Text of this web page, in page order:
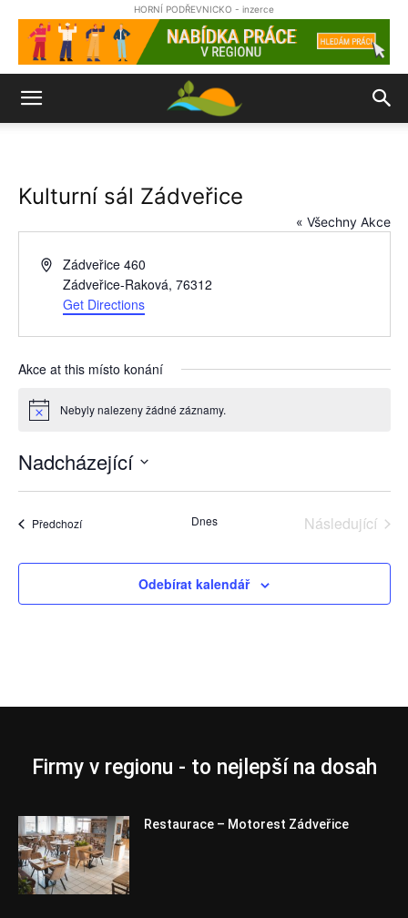
HORNÍ PODŘEVNICKO - inzerce
Kulturní sál Zádveřice
« Všechny Akce
AddressZádveřice 460
Zádveřice-Raková, 76312
Get Directions
Akce at this místo konání
Notice Nebyly nalezeny žádné záznamy.
Nadcházející
PředchozíAkce Dnes
Následující
Odebírat kalendář
Firmy v regionu - to nejlepší na dosah
Restaurace – Motorest Zádveřice